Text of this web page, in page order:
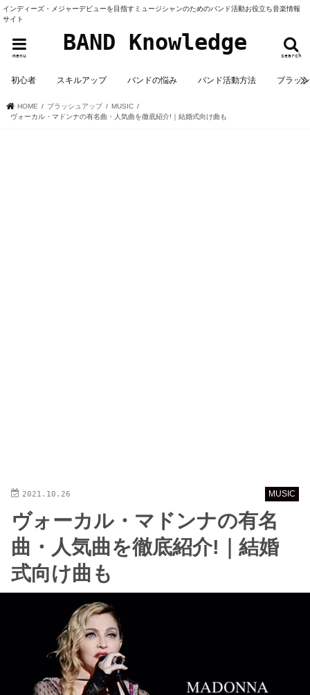
インディーズ・メジャーデビューを目指すミュージシャンのためのバンド活動お役立ち音楽情報
サイト
BAND Knowledge
search
menu
初心者 スキルアップ バンドの悩み バンド活動方法 ブラッ
HOME ブラッシュアップ
MUSIC
ヴォーカル・マドンナの有名曲・人気曲を徹底紹介!｜結婚式向け曲も
MUSIC
2021.10.26
ヴォーカル・マドンナの有名
曲・人気曲を徹底紹介!｜結婚
式向け曲も